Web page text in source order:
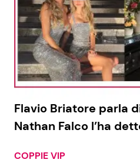
Flavio Briatore parla
Nathan Falco l’ha
COPPIE VIP